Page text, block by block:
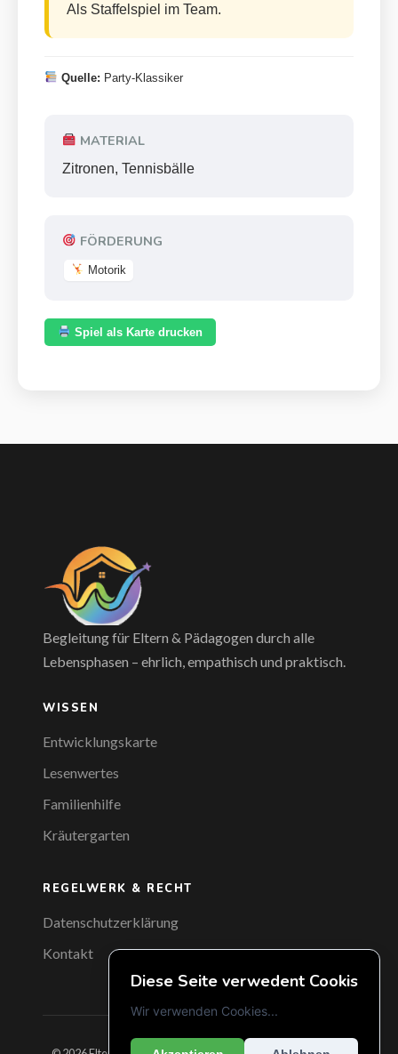
Als Staffelspiel im Team.
Quelle: Party-Klassiker
MATERIAL
Zitronen, Tennisbälle
FÖRDERUNG
Motorik
Spiel als Karte drucken
Begleitung für Eltern & Pädagogen durch alle
Lebensphasen – ehrlich, empathisch und praktisch.
WISSEN
Entwicklungskarte
Lesenwertes
Familienhilfe
Kräutergarten
REGELWERK & RECHT
Datenschutzerklärung
Kontakt
Diese Seite verwedent Cookis
Wir verwenden Cookies...